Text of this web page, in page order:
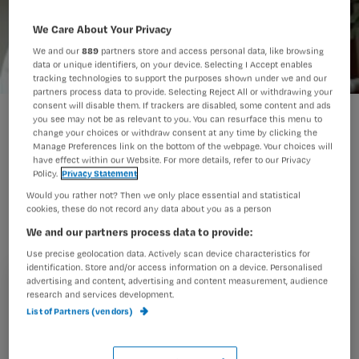
oud
Registreren
Een op de drie verzorgenden voelt
zichzelf te oud om door te leren voor
verpleegkundige. Bijna een kwart wil
verzorgende blijven, omdat dit ‘een
mooier beroep is’.
Dit blijkt uit een poll dieTijdschrift voor
We Care About Your Privacy
We and our889 partners store and access personal data, like browsing
data or unique identifiers, on your device. Selecting I Accept enables
tracking technologies to support the purposes shown under we and our
partners process data to provide. Selecting Reject All or withdrawing your
consent will disable them. If trackers are disabled, some content and ads
you see may not be as relevant to you. You can resurface this menu to
change your choices or withdraw consent at any time by clicking the
Manage Preferences link on the bottom of the webpage. Your choices will
have effect within our Website. For more details, refer to our Privacy
Policy. Privacy Statement
Would you rather not? Then we only place essential and statistical
cookies, these do not record any data about you as a person
We and our partners process data to provide:
Use precise geolocation data. Actively scan device characteristics for
identification. Store and/or access information on a device. Personalised
advertising and content, advertising and content measurement, audience
research and services development.
List of Partners (vendors)